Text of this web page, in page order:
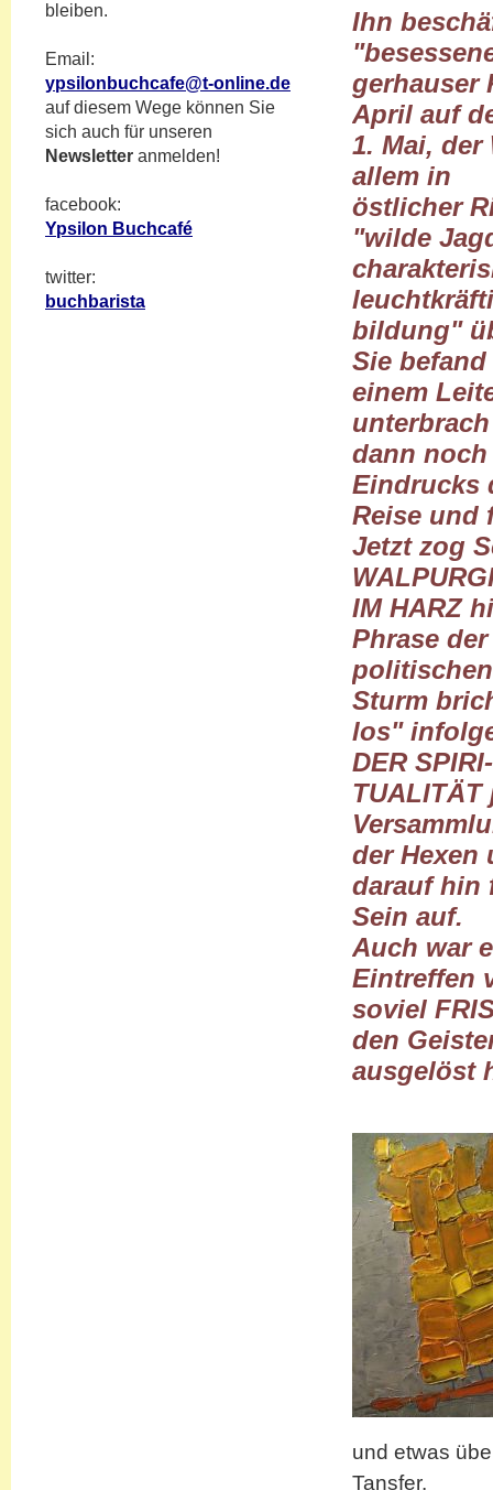
bleiben.
Email:
ypsilonbuchcafe@t-online.de
auf diesem Wege können Sie
sich auch für unseren
Newsletter anmelden!
facebook:
Ypsilon Buchcafé
twitter:
buchbarista
Ihn
gerhauser
April auf
1. Mai,
allem in
östlicher
"wilde
bildung"
Sie
einem
unterbrach
dann
Eindrucks
Reise und
Jetzt zog
IM HARZ
Phrase der
Sturm
los"
DER SPIRI-
der Hexen
darauf hin
Sein auf.
Auch war
Eintreffen
soviel
den
ausgelöst
und etwas
Tansfer.